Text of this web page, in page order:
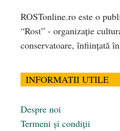
ROSTonline.ro este o
“Rost” - organizaţie
conservatoare, înfiinţată
INFORMATII UTILE
Despre noi
Termeni și condiții